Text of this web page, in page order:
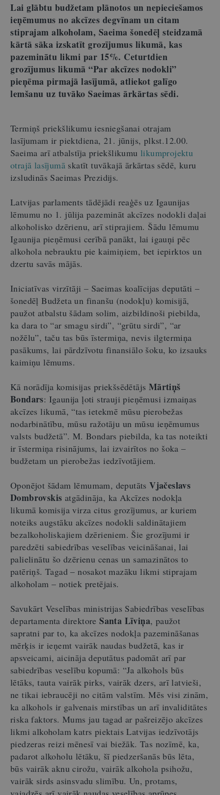
Lai glābtu budžetam plānotos un nepieciešamos
ieņēmumus no akcīzes degvīnam un citam
stiprajam alkoholam, Saeima šonedēļ steidzamā
kārtā sāka izskatīt grozījumus likumā, kas
pazeminātu likmi par 15%. Ceturtdien
grozījumus likumā “Par akcīzes nodokli”
pieņēma pirmajā lasījumā, atliekot galīgo
lemšanu uz tuvāko Saeimas ārkārtas sēdi.
Termiņš priekšlikumu iesniegšanai otrajam
lasījumam ir piektdiena, 21. jūnijs, plkst.12.00.
Saeima arī atbalstīja priekšlikumu likumprojektu
otrajā lasījumā skatīt tuvākajā ārkārtas sēdē, kuru
izsludinās Saeimas Prezidijs.
Latvijas parlaments tādējādi reaģēs uz Igaunijas
lēmumu no 1. jūlija pazemināt akcīzes nodokli daļai
alkoholisko dzērienu, arī stiprajiem. Šādu lēmumu
Igaunija pieņēmusi cerībā panākt, lai igauņi pēc
alkohola nebrauktu pie kaimiņiem, bet iepirktos un
dzertu savās mājās.
Iniciatīvas virzītāji – Saeimas koalīcijas deputāti –
šonedēļ Budžeta un finanšu (nodokļu) komisijā,
paužot atbalstu šādam solim, aizbildinoši piebilda,
ka dara to “ar smagu sirdi”, “grūtu sirdi”, “ar
nožēlu”, taču tas būs īstermiņa, nevis ilgtermiņa
pasākums, lai pārdzīvotu finansiālo šoku, ko izsauks
kaimiņu lēmums.
Kā norādīja komisijas priekšsēdētājs Mārtiņš
Bondars: Igaunija ļoti strauji pieņēmusi izmaiņas
akcīzes likumā, “tas ietekmē mūsu pierobežas
nodarbinātību, mūsu ražotāju un mūsu ieņēmumus
valsts budžetā”. M. Bondars piebilda, ka tas noteikti
ir īstermiņa risinājums, lai izvairītos no šoka –
budžetam un pierobežas iedzīvotājiem.
Oponējot šādam lēmumam, deputātsVjačeslavs
Dombrovskis atgādināja, ka Akcīzes nodokļa
likumā komisija virza citus grozījumus, ar kuriem
noteiks augstāku akcīzes nodokli saldinātajiem
bezalkoholiskajiem dzērieniem. Šie grozījumi ir
paredzēti sabiedrības veselības veicināšanai, lai
palielinātu šo dzērienu cenas un samazinātos to
patēriņš. Tagad – nosakot mazāku likmi stiprajam
alkoholam – notiek pretējais.
Savukārt Veselības ministrijas Sabiedrības veselības
departamenta direktoreSanta Līviņa, paužot
sapratni par to, ka akcīzes nodokļa pazemināšanas
mērķis ir ieņemt vairāk naudas budžetā, kas ir
apsveicami, aicināja deputātus padomāt arī par
sabiedrības veselību kopumā: “Ja alkohols būs
lētāks, tauta vairāk pirks, vairāk dzers, arī latvieši,
ne tikai iebraucēji no citām valstīm. Mēs visi zinām,
ka alkohols ir galvenais mirstības un arī invaliditātes
riska faktors. Mums jau tagad ar pašreizējo akcīzes
likmi alkoholam katrs piektais Latvijas iedzīvotājs
piedzeras reizi mēnesī vai biežāk. Tas nozīmē, ka,
padarot alkoholu lētāku, šī piedzeršanās būs lēta,
būs vairāk aknu cirožu, vairāk alkohola psihožu,
vairāk sirds asinsvadu slimību. Un, protams,